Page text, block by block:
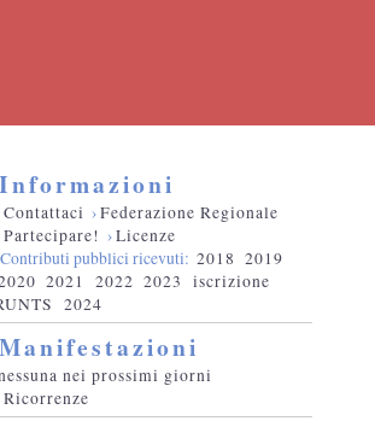
Informazioni
Contattaci ›Federazione Regionale
Partecipare! ›Licenze
pubblici ricevuti: 2018 2019
2021 2022 2023
iscrizione
2024
Manifestazioni
nei prossimi giorni
Ricorrenze